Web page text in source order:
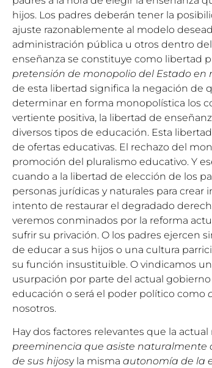
hijos. Los padres deberán tener la
ajuste razonablemente al modelo
administración pública u otros dentro
enseñanza se constituye como libertad
pretensión de monopolio del Estado
de esta libertad significa la negación de
determinar en forma monopolística los
vertiente positiva, la libertad de
diversos tipos de educación. Esta
de ofertas educativas. El rechazo del
promoción del pluralismo educativo. Y
cuando a la libertad de elección de los
personas jurídicas y naturales para
intento de restaurar el degradado
veremos conminados por la reforma
sufrir su privación. O los padres ejercen
de educar a sus hijos o una cultura
su función insustituible. O vindicamos
usurpación por parte del actual
educación o será el poder político como
nosotros.
Hay dos factores relevantes que la
preeminencia que asiste naturalmente
de sus hijosy la misma autonomía de la